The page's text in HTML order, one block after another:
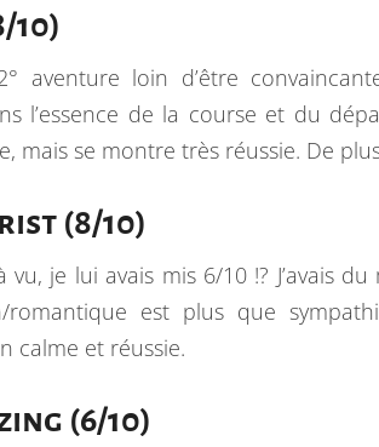
10)
aventure loin d’être
l’essence de la course et du
mais se montre très réussie. De
(8/10)
vu, je lui avais mis 6/10 !? J’avais
romantique est plus que
calme et réussie.
(6/10)